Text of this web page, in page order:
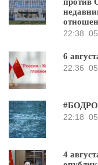
22:38
6
22:36
22:18
4